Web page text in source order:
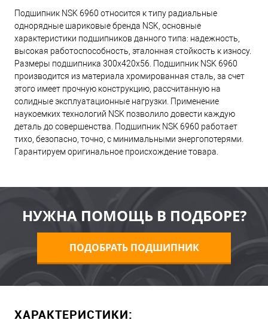
Подшипник NSK 6960 относится к типу радиальные
однорядные шариковые бренда NSK, основные
характеристики подшипников данного типа: надежность,
высокая работоспособность, эталонная стойкость к износу.
Размеры подшипника 300x420x56. Подшипник NSK 6960
производится из материала хромированная сталь, за счет
этого имеет прочную конструкцию, рассчитанную на
солидные эксплуатационные нагрузки. Применение
наукоемких технологий NSK позволило довести каждую
деталь до совершенства. Подшипник NSK 6960 работает
тихо, безопасно, точно, с минимальными энергопотерями.
Гарантируем оригинальное происхождение товара.
НУЖНА ПОМОЩЬ В ПОДБОРЕ?
ПОДОБРАТЬ ПОДШИПНИК
ХАРАКТЕРИСТИКИ: